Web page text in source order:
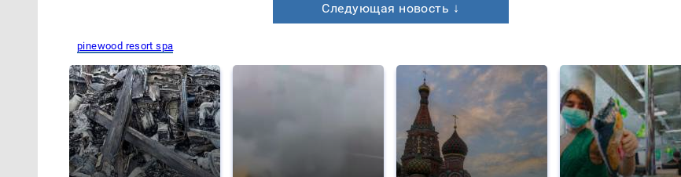
Следующая новость ↓
pinewood resort spa